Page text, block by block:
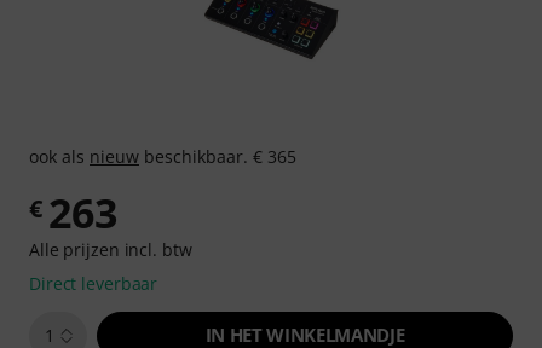
ook als nieuw beschikbaar. € 365
€ 263
Alle prijzen incl. btw
Direct leverbaar
1 IN HET WINKELMANDJE